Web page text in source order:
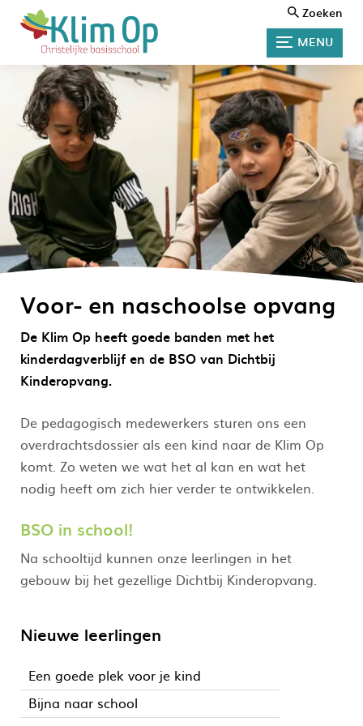
Zoeken
MENU
Voor- en naschoolse opvang
De Klim Op heeft goede banden met het
kinderdagverblijf en de BSO van Dichtbij
Kinderopvang.
De pedagogisch medewerkers sturen ons een
overdrachtsdossier als een kind naar de Klim Op
komt. Zo weten we wat het al kan en wat het
nodig heeft om zich hier verder te ontwikkelen.
BSO in school!
Na schooltijd kunnen onze leerlingen in het
gebouw bij het gezellige Dichtbij Kinderopvang.
Nieuwe leerlingen
Een goede plek voor je kind
Bijna naar school